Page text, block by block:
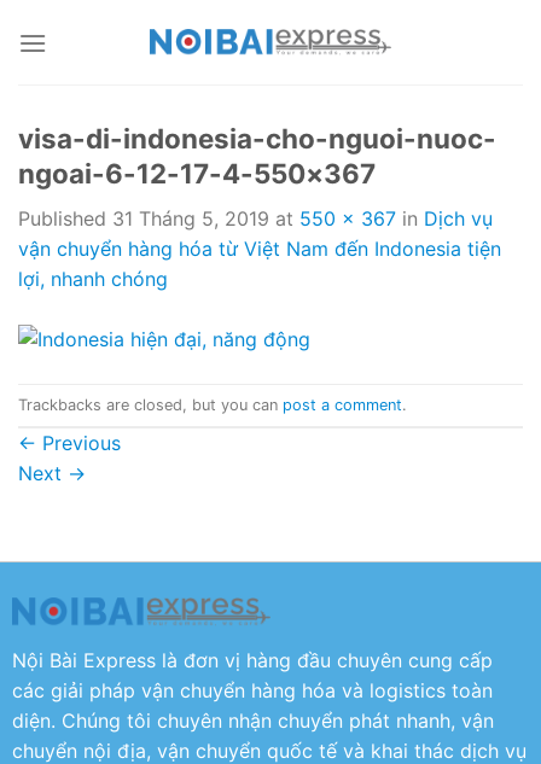
visa-di-indonesia-cho-nguoi-nuoc-
ngoai-6-12-17-4-550×367
Published 31 Tháng 5, 2019 at 550 × 367 in Dịch vụ
vận chuyển hàng hóa từ Việt Nam đến Indonesia tiện
lợi, nhanh chóng
Trackbacks are closed, but you can post a comment.
← Previous
Next →
Nội Bài Express là đơn vị hàng đầu chuyên cung cấp
các giải pháp vận chuyển hàng hóa và logistics toàn
diện. Chúng tôi chuyên nhận chuyển phát nhanh, vận
chuyển nội địa, vận chuyển quốc tế và khai thác dịch vụ